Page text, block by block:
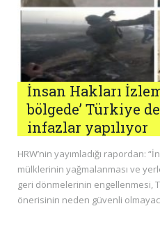
İnsan Hakları
bölgede’ Türkiye
infazlar yapılıyor
HRW’nin yayımladığı rapordan:
mülklerinin yağmalanması ve
geri dönmelerinin engellenmesi,
önerisinin neden güvenli